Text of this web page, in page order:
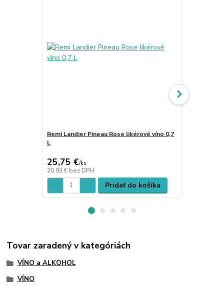
Remi Landier Pineau Rose likérové víno 0,7
L
25,75 €/ks
20,93 € bez DPH
Pridať do košíka
Tovar zaradený v kategóriách
VÍNO a ALKOHOL
VÍNO